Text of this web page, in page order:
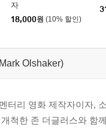
자
18,000원 (10% 할인)
Olshaker)
터리 영화 제작자이자,
척한 존 더글러스와 함